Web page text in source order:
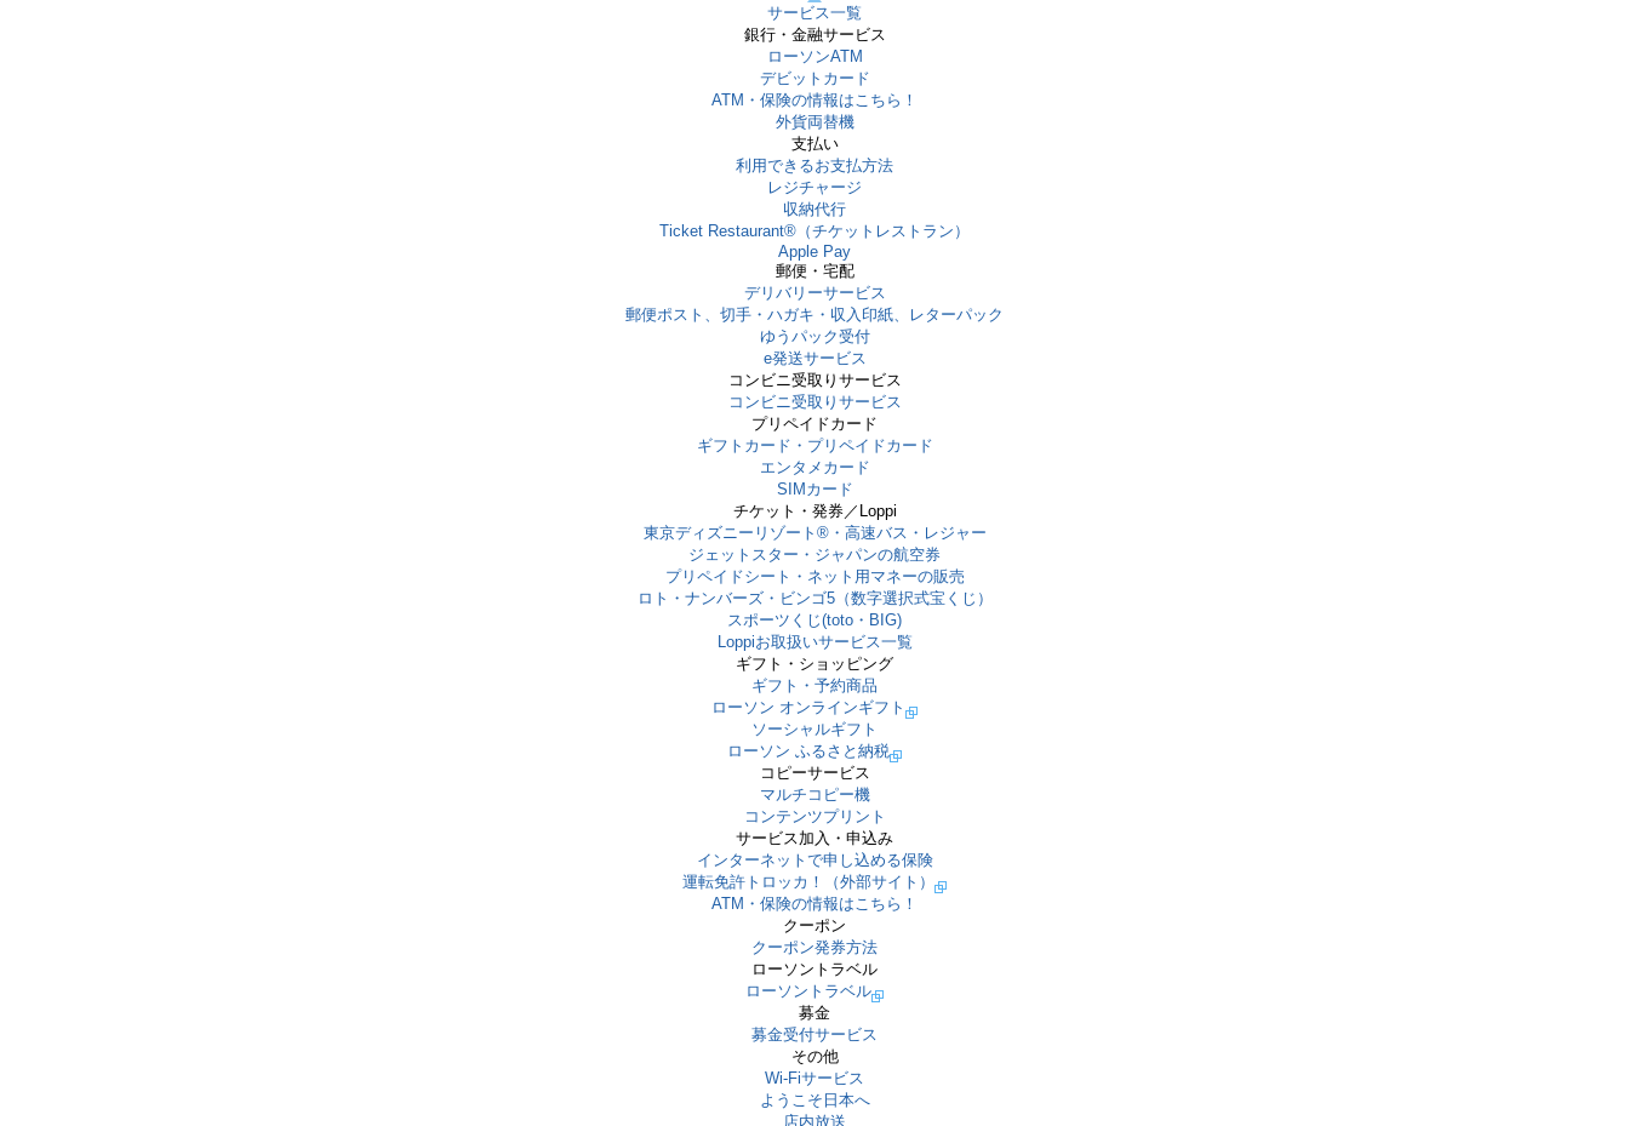
サービス一覧
銀行・金融サービス
ローソンATM
デビットカード
ATM・保険の情報はこちら！
外貨両替機
支払い
利用できるお支払方法
レジチャージ
収納代行
Ticket Restaurant®（チケットレストラン）
Apple Pay
郵便・宅配
デリバリーサービス
郵便ポスト、切手・ハガキ・収入印紙、レターパック
ゆうパック受付
e発送サービス
コンビニ受取りサービス
コンビニ受取りサービス
プリペイドカード
ギフトカード・プリペイドカード
エンタメカード
SIMカード
チケット・発券／Loppi
東京ディズニーリゾート®・⾼速バス・レジャー
ジェットスター・ジャパンの航空券
プリペイドシート・ネット用マネーの販売
ロト・ナンバーズ・ビンゴ5（数字選択式宝くじ）
スポーツくじ(toto・BIG)
Loppiお取扱いサービス一覧
ギフト・ショッピング
ギフト・予約商品
ローソン オンラインギフト
ソーシャルギフト
ローソン ふるさと納税
コピーサービス
マルチコピー機
コンテンツプリント
サービス加入・申込み
インターネットで申し込める保険
運転免許トロッカ！（外部サイト）
ATM・保険の情報はこちら！
クーポン
クーポン発券方法
ローソントラベル
ローソントラベル
募金
募金受付サービス
その他
Wi-Fiサービス
ようこそ日本へ
店内放送